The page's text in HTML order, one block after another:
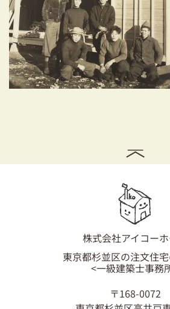
建て替えをお考
耐震対策も安心の家
リフォーム・リノベーショ
ショールーム
お知らせ
採用情報
株式会社アイコー
東京都杉並区の注文住
<一級建築士事務
〒168-0072